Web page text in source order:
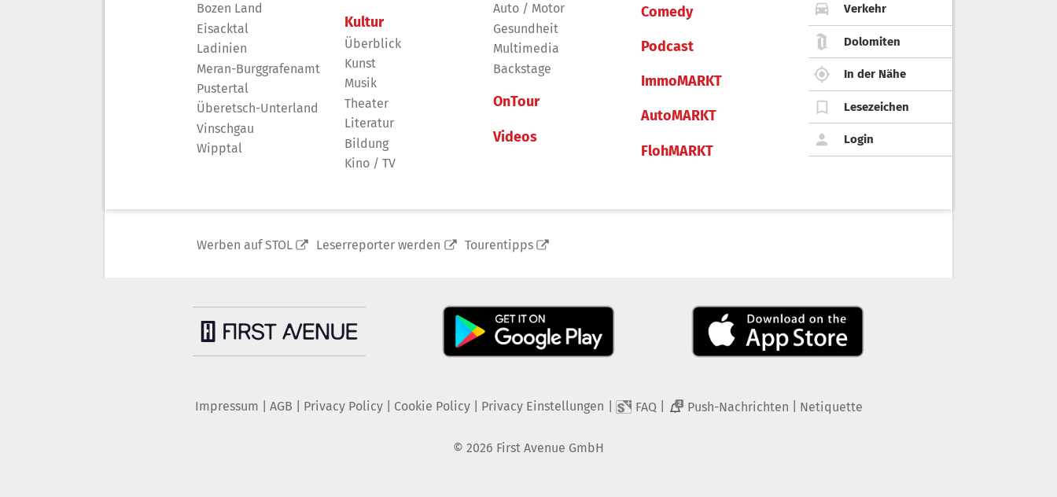
Bozen Land
Eisacktal
Ladinien
Meran-Burggrafenamt
Pustertal
Überetsch-Unterland
Vinschgau
Wipptal
Kultur
Überblick
Kunst
Musik
Theater
Literatur
Bildung
Kino / TV
Auto / Motor
Gesundheit
Multimedia
Backstage
OnTour
Videos
Comedy
Podcast
ImmoMARKT
AutoMARKT
FlohMARKT
Verkehr
Dolomiten
In der Nähe
Lesezeichen
Login
Werben auf STOL Leserreporter werden Tourentipps
Impressum AGB Privacy Policy| Cookie Policy| Privacy Einstellungen FAQ 2 Push-Nachrichten Netiquette
© 2026 First Avenue GmbH